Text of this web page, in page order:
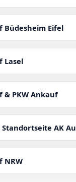
Büdesheim Eifel
Lasel
& PKW Ankauf
AK
NRW